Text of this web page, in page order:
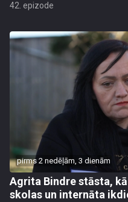
42. epizode
pirms 2 nedēļām, 3 dienām
Agrita Bindre stāsta,
skolas un internāta